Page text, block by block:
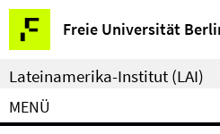
Springe
direkt
zu
Inhalt
Freie Universität
Service-
Navigation
Lateinamerika-Institut (LAI)
MENÜ